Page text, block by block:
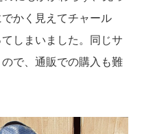
かく見えてチャール
しまいました。同じサ
で、通販での購入も難